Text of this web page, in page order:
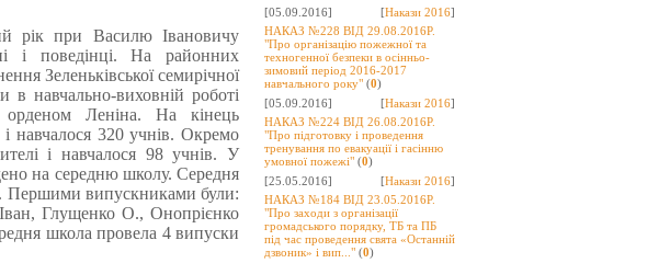
[05.09.2016]
[Накази 2016]
НАКАЗ №228 ВІД 29.08.2016Р.
"Про організацію пожежної та
техногенної безпеки в осінньо-
зимовий період 2016-2017
навчального року" (0)
[05.09.2016]
[Накази 2016]
НАКАЗ №224 ВІД 26.08.2016Р.
"Про підготовку і проведення
тренування по евакуації і гасінню
умовної пожежі" (0)
[25.05.2016]
[Накази 2016]
НАКАЗ №184 ВІД 23.05.2016Р.
"Про заходи з організації
громадського порядку, ТБ та ПБ
під час проведення свята «Останній
дзвоник» і вип..." (0)
рік при Василю Івановичу
і поведінці. На районних
Зеленьківської семирічної
навчально-виховній роботі
Леніна. На кінець
навчалося 320 учнів. Окремо
і навчалося 98 учнів. У
на середню школу. Середня
Першими випускниками були:
Глущенко О., Онопрієнко
школа провела 4 випуски